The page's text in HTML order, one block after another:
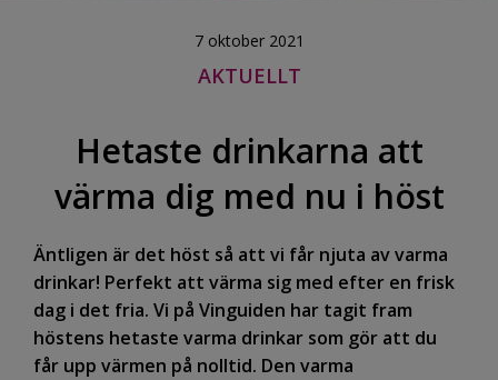
7 oktober 2021
AKTUELLT
Hetaste drinkarna att
värma dig med nu i höst
Äntligen är det höst så att vi får njuta av varma
drinkar! Perfekt att värma sig med efter en frisk
dag i det fria. Vi på Vinguiden har tagit fram
höstens hetaste varma drinkar som gör att du
får upp värmen på nolltid. Den varma